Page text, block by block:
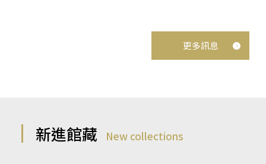
更多訊息
新進館藏 New collections